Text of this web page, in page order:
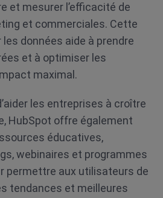
et mesurer l’efficacité de
et commerciales. Cette
données aide à prendre
et à optimiser les
maximal.
les entreprises à croître
HubSpot offre également
éducatives,
webinaires et programmes
permettre aux utilisateurs de
tendances et meilleures